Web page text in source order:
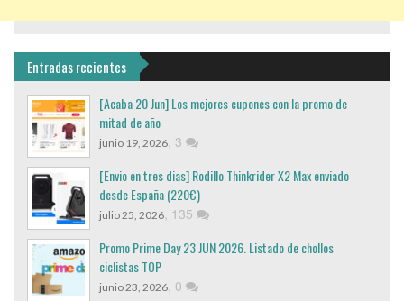
Entradas recientes
[Acaba 20 Jun] Los mejores cupones con la promo de
mitad de año
junio 19, 2026, 3
[Envio en tres dias] Rodillo Thinkrider X2 Max enviado
desde España (220€)
julio 25, 2026, 135
Promo Prime Day 23 JUN 2026. Listado de chollos
ciclistas TOP
junio 23, 2026, 0